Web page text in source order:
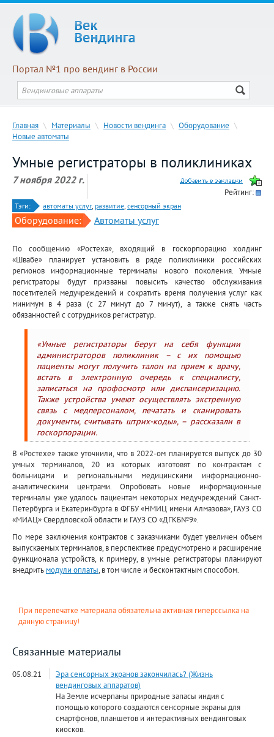
Портал №1 про вендинг в России
Главная \ Материалы \ Новости вендинга \ Оборудование \
Новые автоматы
Умные регистраторы в поликлиниках
7 ноября 2022 г.
Рейтинг:
Тэги: автоматы услуг, развитие, сенсорный экран
Оборудование: Автоматы услуг
По сообщению «Ростеха», входящий в госкорпорацию холдинг
«Швабе» планирует установить в ряде поликлиники российских
регионов информационные терминалы нового поколения. Умные
регистраторы будут призваны повысить качество обслуживания
посетителей медучреждений и сократить время получения услуг как
минимум в 4 раза (с 27 минут до 7 минут), а также снять часть
обязанностей с сотрудников регистратур.
«Умные регистраторы берут на себя функции
администраторов поликлиник – с их помощью
пациенты могут получить талон на прием к врачу,
встать в электронную очередь к специалисту,
записаться на профосмотр или диспансеризацию.
Также устройства умеют осуществлять экстренную
связь с медперсоналом, печатать и сканировать
документы, считывать штрих-коды», – рассказали в
госкорпорации.
В «Ростехе» также уточнили, что в 2022-ом планируется выпуск до 30
умных терминалов, 20 из которых изготовят по контрактам с
больницами и региональными медицинскими информационно-
аналитическими центрами. Опробовать новые информационные
терминалы уже удалось пациентам некоторых медучреждений Санкт-
Петербурга и Екатеринбурга в ФГБУ «НМИЦ имени Алмазова», ГАУЗ СО
«МИАЦ» Свердловской области и ГАУЗ СО «ДГКБ№9».
По мере заключения контрактов с заказчиками будет увеличен объем
выпускаемых терминалов, в перспективе предусмотрено и расширение
функционала устройств, к примеру, в умные регистраторы планируют
внедрить модули оплаты, в том числе и бесконтактным способом.
При перепечатке материала обязательна активная гиперссылка на
данную страницу!
Связанные материалы
05.08.21
Эра сенсорных экранов закончилась? (Жизнь
вендинговых аппаратов)
На Земле исчерпаны природные запасы индия с
помощью которого создаются сенсорные экраны для
смартфонов, планшетов и интерактивных вендинговых
киосков.